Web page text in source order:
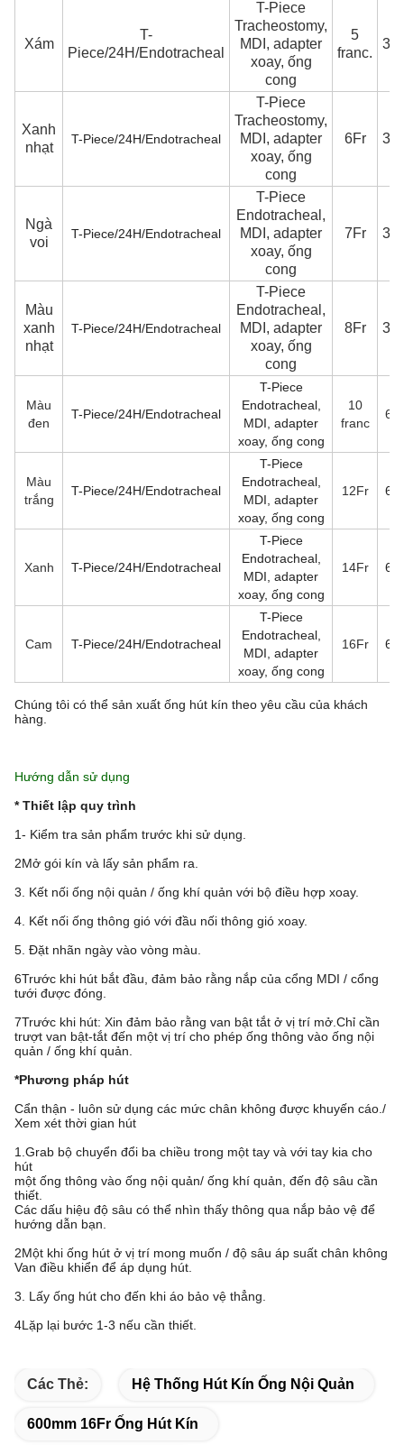
Xám
T-
Piece/24H/Endotracheal
T-Piece
Tracheostomy,
MDI, adapter
xoay, ống
cong
5
franc.
Xanh
nhạt
T-Piece/24H/Endotracheal
T-Piece
Tracheostomy,
MDI, adapter
xoay, ống
cong
6Fr
Ngà
voi
T-Piece/24H/Endotracheal
T-Piece
Endotracheal,
MDI, adapter
xoay, ống
cong
7Fr
Màu
xanh
nhạt
T-Piece/24H/Endotracheal
T-Piece
Endotracheal,
MDI, adapter
xoay, ống
cong
8Fr
Màu
đen
T-Piece/24H/Endotracheal
T-Piece
Endotracheal,
MDI, adapter
xoay, ống cong
10
franc
Màu
trắng
T-Piece/24H/Endotracheal
T-Piece
Endotracheal,
MDI, adapter
xoay, ống cong
12Fr
Xanh T-Piece/24H/Endotracheal
T-Piece
Endotracheal,
MDI, adapter
xoay, ống cong
14Fr
Cam T-Piece/24H/Endotracheal
T-Piece
Endotracheal,
MDI, adapter
xoay, ống cong
16Fr
Chúng tôi có thể sản xuất ống hút kín theo yêu cầu của khách
hàng.
Hướng dẫn sử dụng
* Thiết lập quy trình
1- Kiểm tra sản phẩm trước khi sử dụng.
2Mở gói kín và lấy sản phẩm ra.
3. Kết nối ống nội quản / ống khí quản với bộ điều hợp xoay.
4. Kết nối ống thông gió với đầu nối thông gió xoay.
5. Đặt nhãn ngày vào vòng màu.
6Trước khi hút bắt đầu, đảm bảo rằng nắp của cổng MDI / cổng
tưới được đóng.
7Trước khi hút: Xin đảm bảo rằng van bật tắt ở vị trí mở.Chỉ cần
trượt van bật-tắt đến một vị trí cho phép ống thông vào ống nội
quản / ống khí quản.
*Phương pháp hút
Cẩn thận - luôn sử dụng các mức chân không được khuyến cáo./
Xem xét thời gian hút
1.Grab bộ chuyển đổi ba chiều trong một tay và với tay kia cho
hút
một ống thông vào ống nội quản/ ống khí quản, đến độ sâu cần
thiết.
Các dấu hiệu độ sâu có thể nhìn thấy thông qua nắp bảo vệ để
hướng dẫn bạn.
2Một khi ống hút ở vị trí mong muốn / độ sâu áp suất chân không
Van điều khiển để áp dụng hút.
3. Lấy ống hút cho đến khi áo bảo vệ thẳng.
4Lặp lại bước 1-3 nếu cần thiết.
Các Thẻ: Hệ Thống Hút Kín Ống Nội Quản
600mm 16Fr Ống Hút Kín